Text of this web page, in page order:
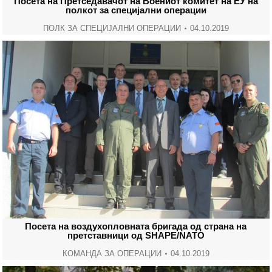
полкот за специјални операции
ПОЛК ЗА СПЕЦИЈАЛНИ ОПЕРАЦИИ 04.10.2019
Посета на воздухопловната бригада од страна на
претставници од SHAPE/NATO
КОМАНДА ЗА ОПЕРАЦИИ 04.10.2019